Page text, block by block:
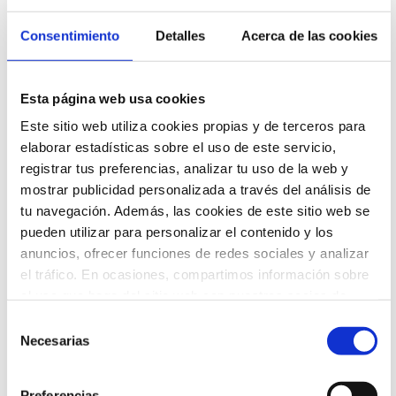
Consentimiento Detalles Acerca de las cookies
Esta página web usa cookies
Este sitio web utiliza cookies propias y de terceros para
elaborar estadísticas sobre el uso de este servicio,
registrar tus preferencias, analizar tu uso de la web y
mostrar publicidad personalizada a través del análisis de
tu navegación. Además, las cookies de este sitio web se
pueden utilizar para personalizar el contenido y los
anuncios, ofrecer funciones de redes sociales y analizar
el tráfico. En ocasiones, compartimos información sobre
ubicados en países fuera del EEE, quienes pueden
proporcionado o que hayan recopilado a partir del uso
Necesarias
Lluís Montoliu (Barcelona, España,
1963) es Licenciado y Doctor en
Biología por la Universidad de
Barcelona, investigador del CSIC en el
Centro Nacional de Biotecnología;
investigador y miembro del comité
directivo del CIBER en Enfermedades
Raras, del ISCIII, y Director del nodo
español de la infraestructura europea
EMMA/Infrafrontier. Ha sido Profesor
Honorario en la UAM durante 20 años.
modelo experimental de ratón a